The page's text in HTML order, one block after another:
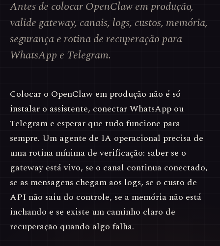
Antes de colocar OpenClaw em produção,
valide gateway, canais, logs, custos, memória,
segurança e rotina de recuperação para
WhatsApp e Telegram.
Colocar o OpenClaw em produção não é só
instalar o assistente, conectar WhatsApp ou
Telegram e esperar que tudo funcione para
sempre. Um agente de IA operacional precisa de
uma rotina mínima de verificação: saber se o
gateway está vivo, se o canal continua conectado,
se as mensagens chegam aos logs, se o custo de
API não saiu do controle, se a memória não está
inchando e se existe um caminho claro de
recuperação quando algo falha.